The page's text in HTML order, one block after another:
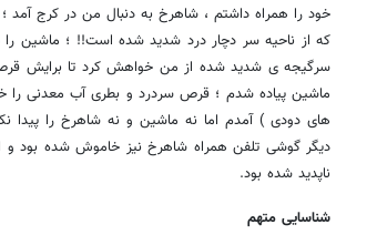
خود را همراه داشتم ، شاهرخ به دنبال من در کرج آمد
که از ناحیه سر دچار درد شدید شده است!! ؛ ماشین را
سرگیجه ی شدید شده از من خواهش کرد تا برایش
ماشین پیاده شدم ؛ قرص سردرد و بطری آب معدنی را
های دودی ) آمدم اما نه ماشین و نه شاهرخ را پیدا
دیگر گوشی تلفن همراه شاهرخ نیز خاموش شده بود و
ناپدید شده بود.
شناسایی متهم